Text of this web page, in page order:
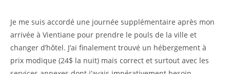
Je me suis accordé une journée supplémentaire après mon
arrivée à Vientiane pour prendre le pouls de la ville et
changer d’hôtel. J’ai finalement trouvé un hébergement à
prix modique (24$ la nuit) mais correct et surtout avec les